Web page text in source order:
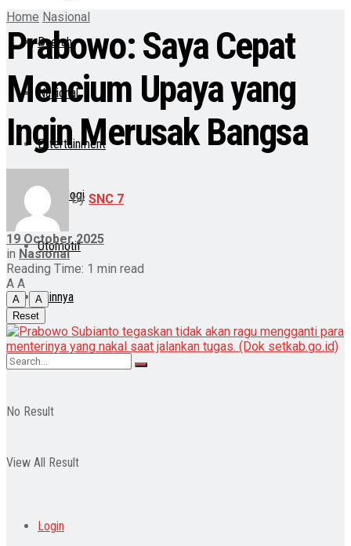
Daerah
Nasional
Entertainment
Teknologi
Otomotif
Lainnya
No Result
View All Result
Login
Home Nasional
Prabowo: Saya Cepat
Mencium Upaya yang
Ingin Merusak Bangsa
by SNC 7
19 October 2025
in Nasional
Reading Time: 1 min read
A A
A
A
Reset